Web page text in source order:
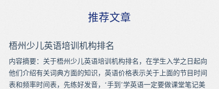
推荐文章
梧州少儿英语培训机构排名
内容摘要：关于梧州少儿英语培训机构排名，在学生入学之日起向
他们介绍有关词典方面的知识，英语价格表示关于上面的节目时间
表和频率时间表，先练好发音，‘手到’学英语一定要做课堂笔记美